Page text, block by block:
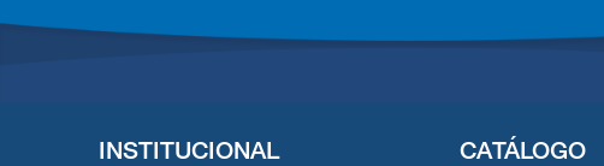
INSTITUCIONAL CATÁLOGO